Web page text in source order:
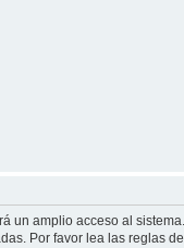
amplio acceso al
Por favor lea las reglas